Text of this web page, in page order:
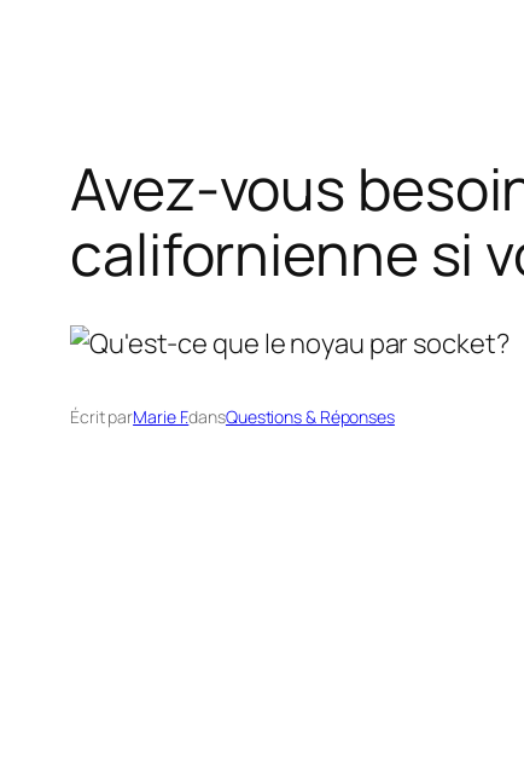
Avez-vous
californienne si
Écrit parMarie F.dansQuestions & Réponses